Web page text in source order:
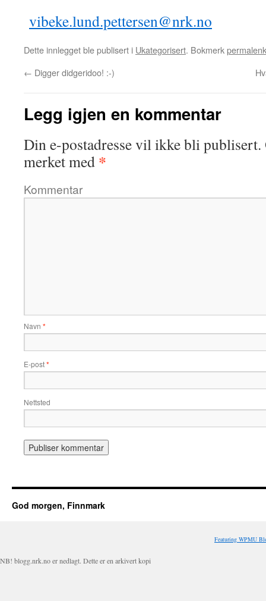
vibeke.lund.pettersen@nrk.no
Dette innlegget ble publisert i Ukategorisert. Bokmerk
← Digger didgeridoo! :-)
Legg igjen en kommentar
Din e-postadresse vil ikke bli publisert.
merket med *
Kommentar
Navn *
E-post*
Nettsted
God morgen, Finnmark
Featuring WPMU
NB! blogg.nrk.no er nedlagt. Dette er en arkivert kopi